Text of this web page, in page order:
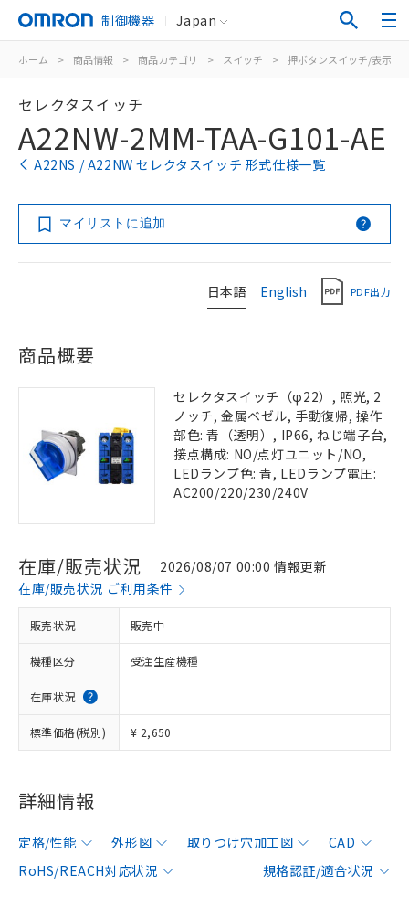
制御機器 Japan
ホーム > 商品情報 > 商品カテゴリ > スイッチ > 押ボタンスイッチ/表示灯
セレクタスイッチ
A22NW-2MM-TAA-G101-AE
A22NS / A22NW セレクタスイッチ 形式仕様一覧
マイリストに追加
日本語 English PDF出力
商品概要
セレクタスイッチ（φ22）, 照光, 2
ノッチ, 金属ベゼル, 手動復帰, 操作
部色: 青（透明）, IP66, ねじ端子台,
接点構成: NO/点灯ユニット/NO,
LEDランプ色: 青, LEDランプ電圧:
AC200/220/230/240V
在庫/販売状況
2026/08/07 00:00 情報更新
在庫/販売状況 ご利用条件
販売状況 販売中
機種区分 受注生産機種
在庫状況
標準価格(税別) ¥ 2,650
詳細情報
定格/性能 外形図 取りつけ穴加工図
CAD
RoHS/REACH対応状況
規格認証/適合状況